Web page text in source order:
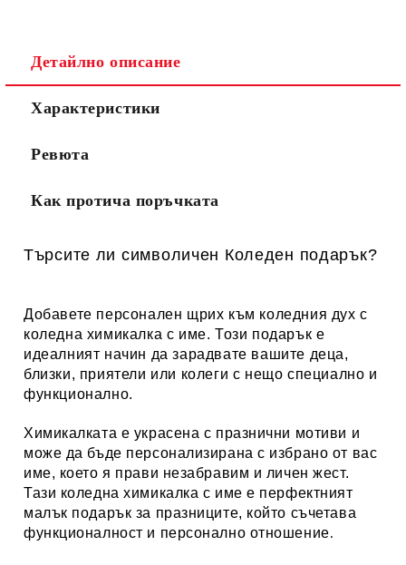
Детайлно описание
Характеристики
Ревюта
Как протича поръчката
Търсите ли символичен Коледен подарък?
Добавете персонален щрих към коледния дух с
коледна химикалка с име. Този подарък е
идеалният начин да зарадвате вашите деца,
близки, приятели или колеги с нещо специално и
функционално.
Химикалката е украсена с празнични мотиви и
може да бъде персонализирана с избрано от вас
име, което я прави незабравим и личен жест.
Тази коледна химикалка с име е перфектният
малък подарък за празниците, който съчетава
функционалност и персонално отношение.